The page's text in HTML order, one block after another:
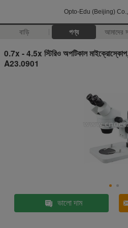
Opto-Edu (Beijing)
বাড়ি পণ্য আমাদের
0.7x - 4.5x স্টিরিও অপটিকাল
A23.0901
ভালো দাম